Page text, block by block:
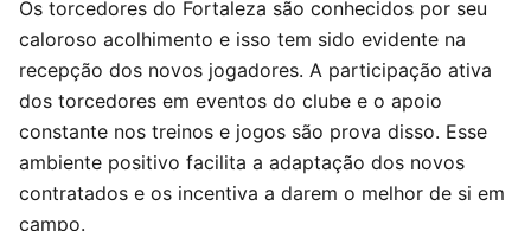
Os torcedores do Fortaleza são conhecidos por seu
caloroso acolhimento e isso tem sido evidente na
recepção dos novos jogadores. A participação ativa
dos torcedores em eventos do clube e o apoio
constante nos treinos e jogos são prova disso. Esse
ambiente positivo facilita a adaptação dos novos
contratados e os incentiva a darem o melhor de si em
campo.